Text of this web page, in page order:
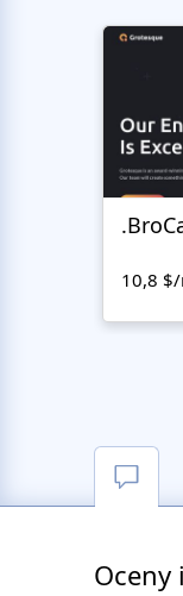
10,8
Oceny